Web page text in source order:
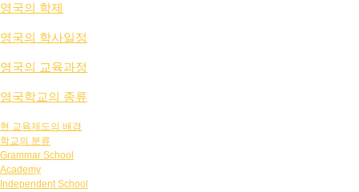
영국의 학제
영국의 학사일정
영국의 교육과정
영국학교의 종류
현 교육제도의 배경
학교의 분류
Grammar School
Academy
Independent School